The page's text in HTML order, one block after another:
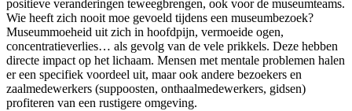
positieve veranderingen teweegbrengen, ook voor de museumteams.
Wie heeft zich nooit moe gevoeld tijdens een museumbezoek?
Museummoeheid uit zich in hoofdpijn, vermoeide ogen,
concentratieverlies… als gevolg van de vele prikkels. Deze hebben
directe impact op het lichaam. Mensen met mentale problemen halen
er een specifiek voordeel uit, maar ook andere bezoekers en
zaalmedewerkers (suppoosten, onthaalmedewerkers, gidsen)
profiteren van een rustigere omgeving.